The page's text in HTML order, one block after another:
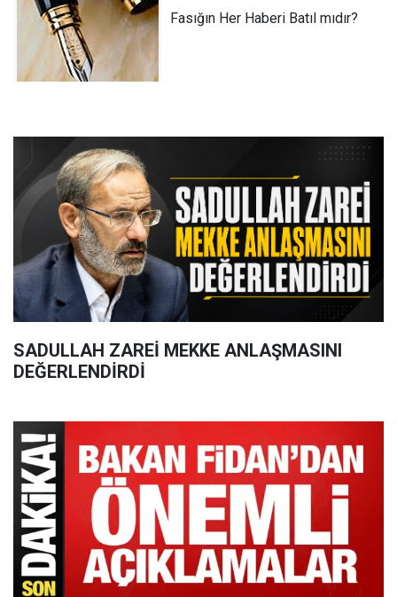
Fasığın Her Haberi Batıl mıdır?
SADULLAH ZAREİ MEKKE ANLAŞMASINI
DEĞERLENDİRDİ